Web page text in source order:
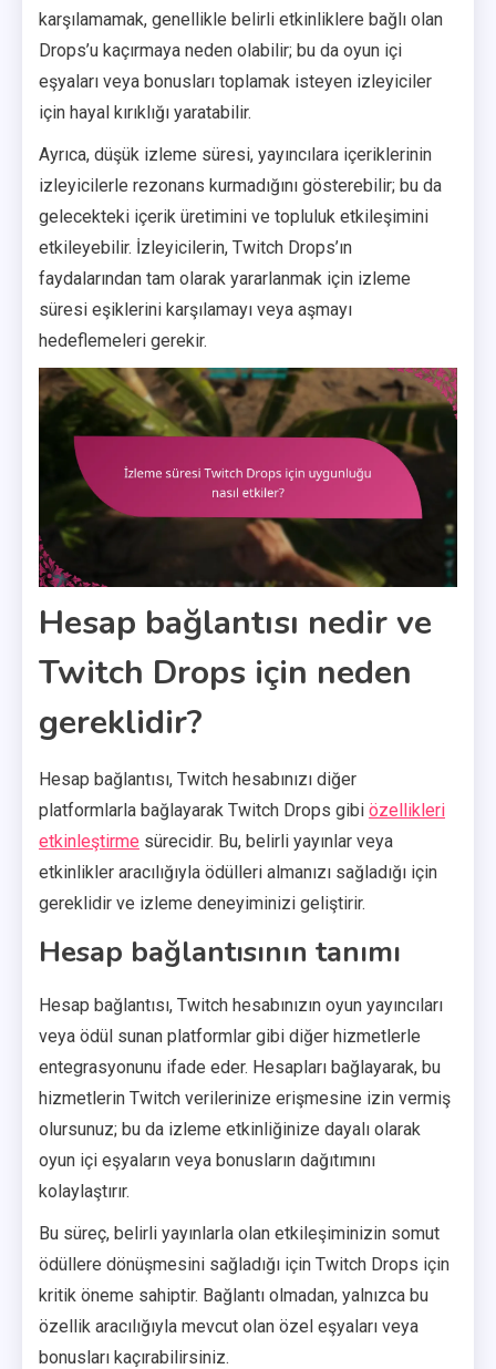
karşılamamak, genellikle belirli etkinliklere bağlı olan
Drops’u kaçırmaya neden olabilir; bu da oyun içi
eşyaları veya bonusları toplamak isteyen izleyiciler
için hayal kırıklığı yaratabilir.
Ayrıca, düşük izleme süresi, yayıncılara içeriklerinin
izleyicilerle rezonans kurmadığını gösterebilir; bu da
gelecekteki içerik üretimini ve topluluk etkileşimini
etkileyebilir. İzleyicilerin, Twitch Drops’ın
faydalarından tam olarak yararlanmak için izleme
süresi eşiklerini karşılamayı veya aşmayı
hedeflemeleri gerekir.
Hesap bağlantısı nedir ve
Twitch Drops için neden
gereklidir?
Hesap bağlantısı, Twitch hesabınızı diğer
platformlarla bağlayarak Twitch Drops gibi özellikleri
etkinleştirme sürecidir. Bu, belirli yayınlar veya
etkinlikler aracılığıyla ödülleri almanızı sağladığı için
gereklidir ve izleme deneyiminizi geliştirir.
Hesap bağlantısının tanımı
Hesap bağlantısı, Twitch hesabınızın oyun yayıncıları
veya ödül sunan platformlar gibi diğer hizmetlerle
entegrasyonunu ifade eder. Hesapları bağlayarak, bu
hizmetlerin Twitch verilerinize erişmesine izin vermiş
olursunuz; bu da izleme etkinliğinize dayalı olarak
oyun içi eşyaların veya bonusların dağıtımını
kolaylaştırır.
Bu süreç, belirli yayınlarla olan etkileşiminizin somut
ödüllere dönüşmesini sağladığı için Twitch Drops için
kritik öneme sahiptir. Bağlantı olmadan, yalnızca bu
özellik aracılığıyla mevcut olan özel eşyaları veya
bonusları kaçırabilirsiniz.